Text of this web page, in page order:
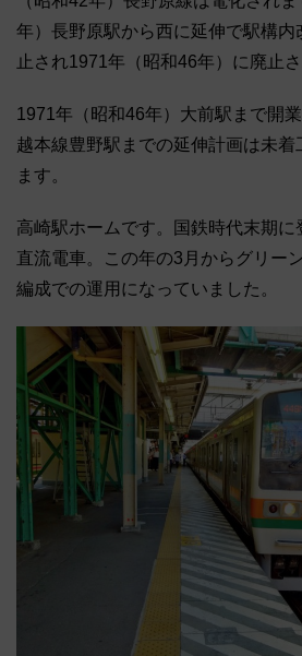
年）長野原駅から西に延伸で駅構内
止され1971年（昭和46年）に廃止さ
1971年（昭和46年）大前駅まで開
越本線豊野駅までの延伸計画は未
ます。
高崎駅ホームです。国鉄時代末期
直流電車。この年の3月からグリー
編成での運用になっていました。